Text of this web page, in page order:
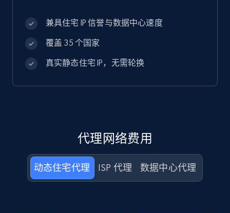
兼具住宅 IP 信誉与数据中心速度
覆盖 35 个国家
真实静态住宅 IP，无需轮换
代理网络费用
动态住宅代理 ISP 代理 数据中心代理